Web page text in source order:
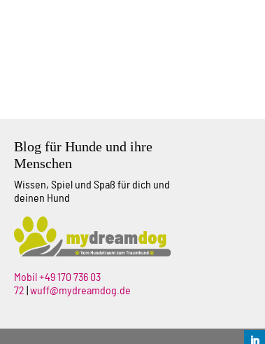
Blog für Hunde und ihre
Menschen
Wissen, Spiel und Spaß für dich und
deinen Hund
Mobil +49 170 736 03
72 wuff@mydreamdog.de